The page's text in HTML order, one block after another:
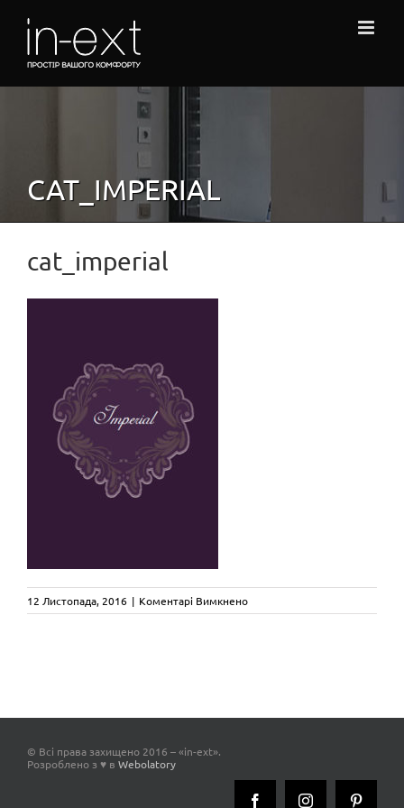
CAT_IMPERIAL
cat_imperial
12 Листопада, 2016 | Коментарі Вимкненодо
cat_imperial
© Всі права захищено 2016 – «in-ext».
Розроблено з ♥ в Webolatory